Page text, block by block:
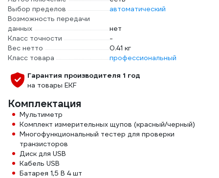
Выбор пределов
автоматический
Возможность передачи
данных
нет
Класс точности
-
Вес нетто
0.41 кг
Класс товара
профессиональный
Гарантия производителя 1 год
на товары EKF
Комплектация
Мультиметр
Комплект измерительных щупов (красный/черный)
Многофункциональный тестер для проверки
транзисторов
Диск для USB
Кабель USB
Батарея 1,5 В 4 шт